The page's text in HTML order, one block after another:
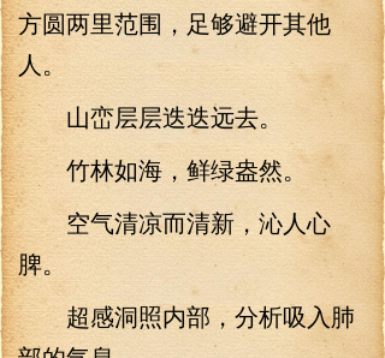
方圆两里范围，足够避开其他
人。
山峦层层迭迭远去。
竹林如海，鲜绿盎然。
空气清凉而清新，沁人心
脾。
超感洞照内部，分析吸入肺